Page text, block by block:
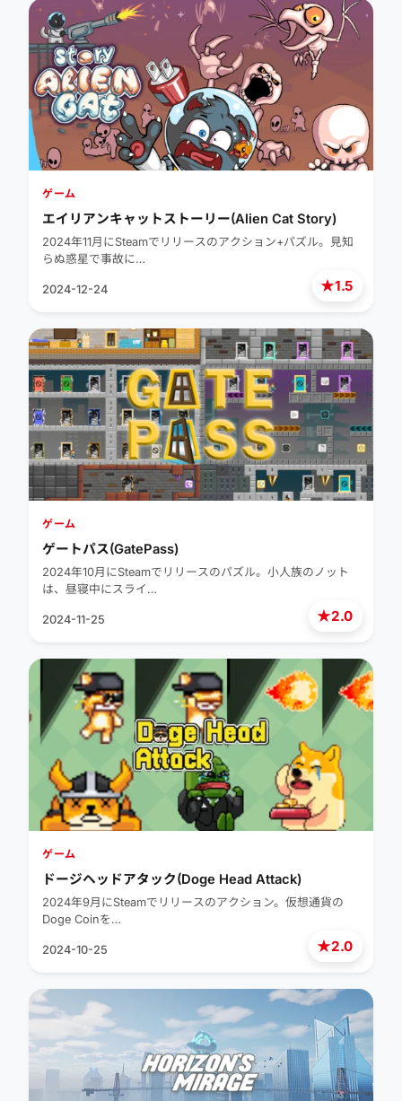
★1.5
ゲーム
エイリアンキャットストーリー(Alien Cat Story)
2024年11月にSteamでリリースのアクション+パズル。見知
らぬ惑星で事故に…
2024-12-24
★2.0
ゲーム
ゲートパス(GatePass)
2024年10月にSteamでリリースのパズル。小人族のノット
は、昼寝中にスライ…
2024-11-25
★2.0
ゲーム
ドージヘッドアタック(Doge Head Attack)
2024年9月にSteamでリリースのアクション。仮想通貨の
Doge Coinを…
2024-10-25